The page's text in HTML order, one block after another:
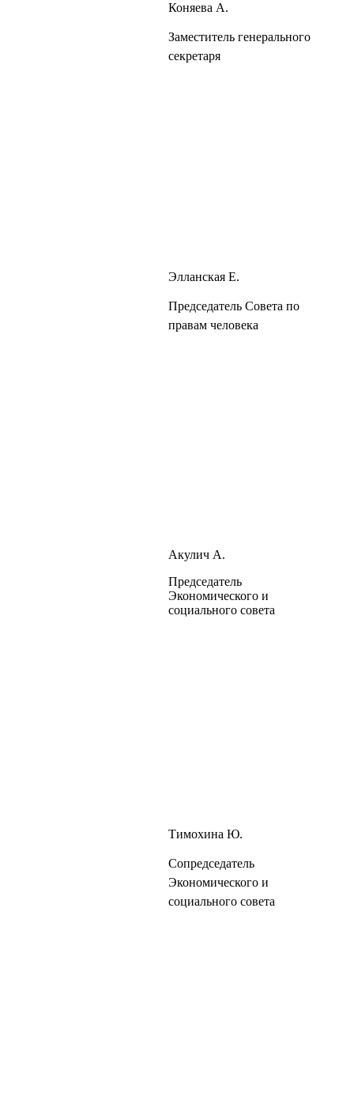
Коняева А.
Заместитель генерального
секретаря
Элланская Е.
Председатель Совета по
правам человека
Акулич А.
Председатель
Экономического и
социального совета
Тимохина Ю.
Сопредседатель
Экономического и
социального совета